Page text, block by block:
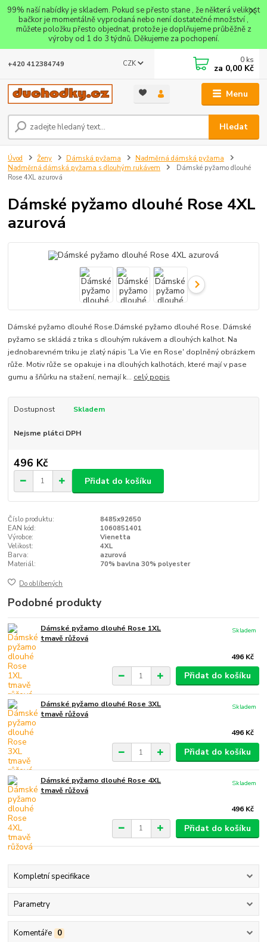
99% naší nabídky je skladem. Pokud se přesto stane , že některá velikost
bačkor je momentálně vyprodaná nebo není dostatečné množství ,
můžete položku přesto objednat, protože je doplňujeme průběžně z
výroby od 1 do 3 týdnů. Děkujeme za pochopení.
Menu
CZK
Hledat
+420 412384749 0 ks
za 0,00 Kč
Úvod Ženy Dámská pyžama
Nadměrná dámská pyžama
Nadměrná dámská pyžama s dlouhým rukávem
Dámské pyžamo dlouhé
Rose 4XL azurová
Dámské pyžamo dlouhé Rose 4XL
azurová
Dámské pyžamo dlouhé Rose.Dámské pyžamo dlouhé Rose. Dámské
pyžamo se skládá z trika s dlouhým rukávem a dlouhých kalhot. Na
jednobarevném triku je zlatý nápis 'La Vie en Rose' doplněný obrázkem
růže. Motiv růže se opakuje i na dlouhých kalhotách, které mají v pase
gumu a šňůrku na stažení, nemají k... celý popis
Dostupnost Skladem
Nejsme plátci DPH
496 Kč
Přidat do košíku
Číslo produktu:
8485x92650
EAN kód:
1060851401
Výrobce:
Vienetta
Velikost:
4XL
Barva:
azurová
Materiál:
70% bavlna 30% polyester
Do oblíbených
Podobné produkty
Dámské pyžamo dlouhé Rose 1XL
tmavě růžová
496 Kč
Skladem
Přidat do košíku
Dámské pyžamo dlouhé Rose 3XL
tmavě růžová
496 Kč
Skladem
Přidat do košíku
Dámské pyžamo dlouhé Rose 4XL
tmavě růžová
496 Kč
Skladem
Přidat do košíku
Kompletní specifikace
Parametry
Komentáře 0